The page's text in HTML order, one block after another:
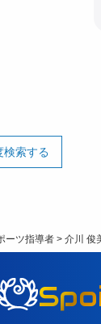
検索する
ーツ指導者 > 介川 俊